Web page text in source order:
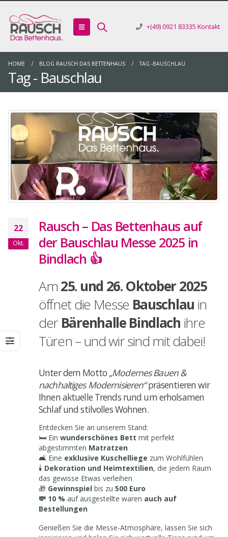
+(49) 0921 83335 Kontakt
HOME BLOG RAUSCH DAS BETTENHAUS TAG -BAUSCHLAU
Tag - Bauschlau
22
Okt.
Rausch – Das Bettenhaus auf
der Bauschlau Messe 2025 in
Bindlach 👍
Am25. und 26. Oktober 2025
öffnet die Messe Bauschlau in
derBärenhalle Bindlach ihre
Türen – und wir sind mit dabei!
Unter dem Motto „Modernes Bauen &
nachhaltiges Modernisieren“präsentieren wir
Ihnen aktuelle Trends rund um erholsamen
Schlaf und stilvolles Wohnen.
Entdecken Sie an unserem Stand:
🛏️ Ein wunderschönes Bett mit perfekt
abgestimmten Matratzen
🛋️ Eine exklusive Kuschelliege zum Wohlfühlen
🕯️ Dekoration und Heimtextilien, die jedem Raum
das gewisse Etwas verleihen
🎁 Gewinnspiel bis zu 500 Euro
💸 10 % auf ausgestellte waren auch auf
Bestellungen
Genießen Sie die Messe-Atmosphäre, lassen Sie sich